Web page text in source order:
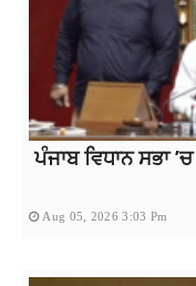
ਪੰਜਾਬ ਵਿਧਾਨ ਸਭਾ
Aug 05, 2026 3:03 Pm